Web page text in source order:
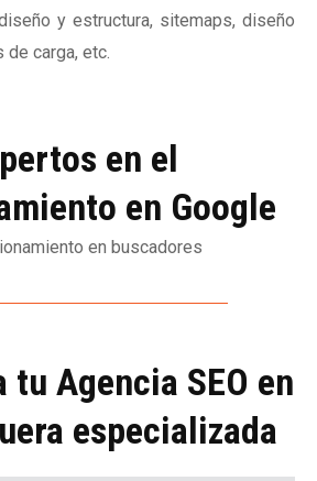
y estructura, sitemaps, diseño
carga, etc.
en el
en Google
tu Agencia SEO en
especializada